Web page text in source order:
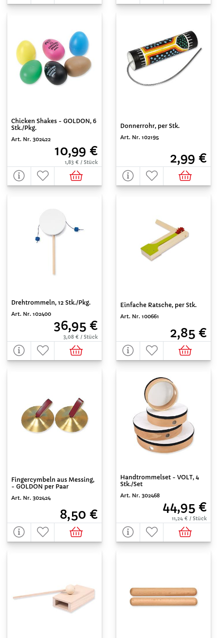
Chicken Shakes - GOLDON, 6
Stk./Pkg.
Art. Nr. 302422
10,99 €
1,83 € / Stück
Donnerrohr, per Stk.
Art. Nr. 102195
2,99 €
Drehtrommeln, 12 Stk./Pkg.
Art. Nr. 102400
36,95 €
3,08 € / Stück
Einfache Ratsche, per Stk.
Art. Nr. 100661
2,85 €
Fingercymbeln aus Messing,
- GOLDON per Paar
Art. Nr. 302424
8,50 €
Handtrommelset - VOLT, 4
Stk./Set
Art. Nr. 302468
44,95 €
11,24 € / Stück